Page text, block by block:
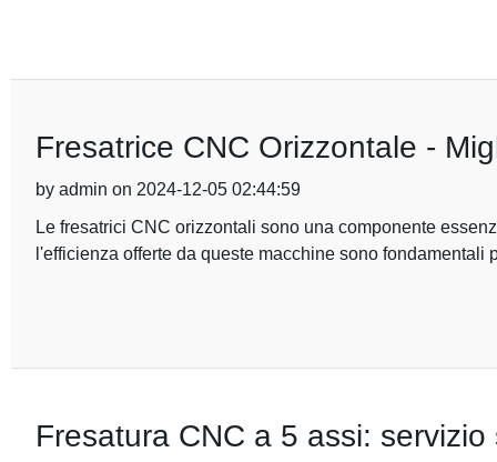
Fresatrice CNC Orizzontale -
by admin on 2024-12-05 02:44:59
Le fresatrici CNC orizzontali sono una componente
l'efficienza offerte da queste macchine sono fondamentali
Fresatura CNC a 5 assi: